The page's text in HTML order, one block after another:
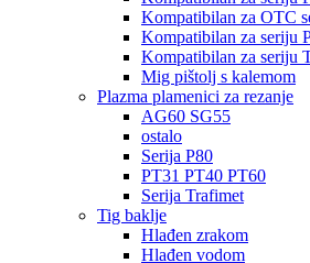
Kompatibilan za OTC
Kompatibilan za seriju
Kompatibilan za seriju
Mig pištolj s kalemom
Plazma plamenici za rezanje
AG60 SG55
ostalo
Serija P80
PT31 PT40 PT60
Serija Trafimet
Tig baklje
Hlađen zrakom
Hlađen vodom